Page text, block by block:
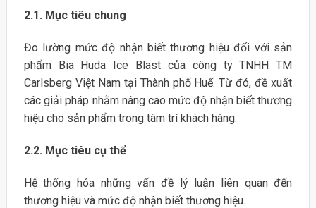
2.1. Mục tiêu chung
Đo lường mức độ nhận biết thương hiệu đối với sản
phẩm Bia Huda Ice Blast của công ty TNHH TM
Carlsberg Việt Nam tại Thành phố Huế. Từ đó, đề xuất
các giải pháp nhằm nâng cao mức độ nhận biết thương
hiệu cho sản phẩm trong tâm trí khách hàng.
2.2. Mục tiêu cụ thể
Hệ thống hóa những vấn đề lý luận liên quan đến
thương hiệu và mức độ nhận biết thương hiệu.